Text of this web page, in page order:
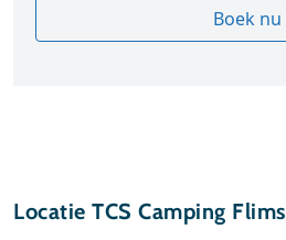
Boek nu
Locatie TCS Camping Flims